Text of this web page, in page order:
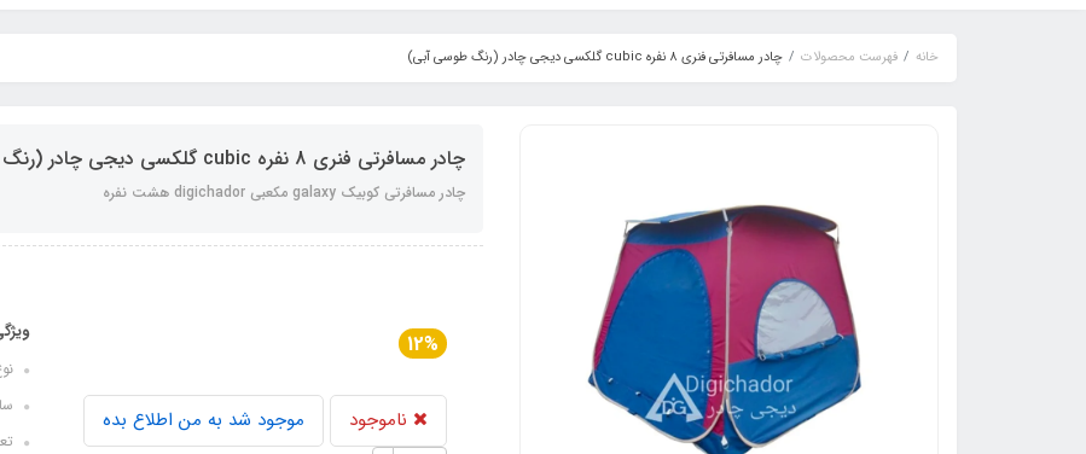
خانه فهرست محصولات چادر مسافرتی فنری 8 نفره cubic گلکسی دیجی چادر (رنگ طوسی آبی)
چادر مسافرتی فنری 8 نفره cubic گلکسی دیجی چادر (رنگ طوسی آبی)
چادر مسافرتی کوبیک galaxy مکعبی digichador هشت نفره
12%
ناموجود موجود شد به من اطلاع بده